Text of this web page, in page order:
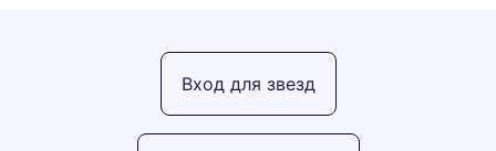
Вход для звезд